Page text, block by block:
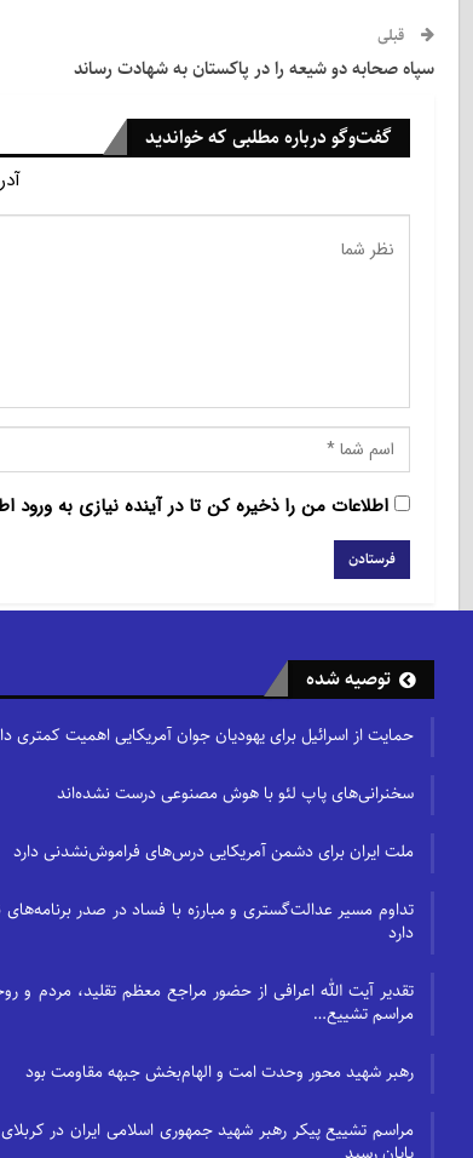
قبلی
سپاه صحابه دو شیعه را در پاکستان به شهادت رساند
گفت‌وگو درباره مطلبی که خواندید
اطلاعات من را ذخیره کن تا در آینده نیازی به ورود
توصیه شده
حمایت از اسرائیل برای یهودیان جوان آمریکایی اهمیت کمتری
سخنرانی‌های پاپ لئو با هوش مصنوعی درست نشده‌اند
ملت ایران برای دشمن آمریکایی درس‌های فراموش‌نشدنی دارد
تداوم مسیر عدالت‌گستری و مبارزه با فساد در صدر برنامه‌های
دارد
تقدیر آیت الله اعرافی از حضور مراجع معظم تقلید، مردم و
مراسم تشییع…
رهبر شهید محور وحدت امت و الهام‌بخش جبهه مقاومت بود
مراسم تشییع پیکر رهبر شهید جمهوری اسلامی ایران در